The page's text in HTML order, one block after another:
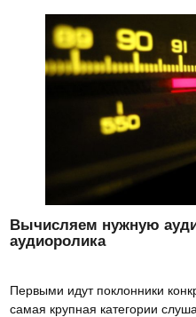
Вычисляем нужную
аудиоролика
Первыми идут поклонники
самая крупная категории